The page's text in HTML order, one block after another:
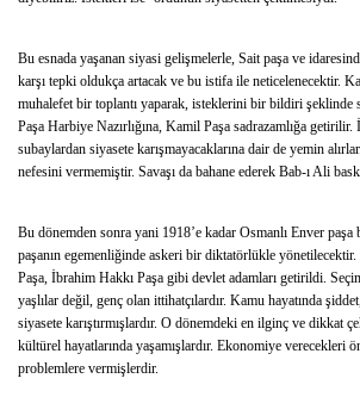
Bu esnada yaşanan siyasi gelişmelerle, Sait paşa ve
karşı tepki oldukça artacak ve bu istifa ile neticelenecektir.
muhalefet bir toplantı yaparak, isteklerini bir bildiri şeklinde
Paşa Harbiye Nazırlığına, Kamil Paşa sadrazamlığa getirilir.
subaylardan siyasete karışmayacaklarına dair de yemin
nefesini vermemiştir. Savaşı da bahane ederek Bab-ı Ali
Bu dönemden sonra yani 1918’e kadar Osmanlı Enver paşa
paşanın egemenliğinde askeri bir diktatörlükle
Paşa, İbrahim Hakkı Paşa gibi devlet adamları getirildi.
yaşlılar değil, genç olan ittihatçılardır. Kamu hayatında
siyasete karıştırmışlardır. O dönemdeki en ilginç ve dikkat
kültürel hayatlarında yaşamışlardır. Ekonomiye verecekleri
problemlere vermişlerdir.